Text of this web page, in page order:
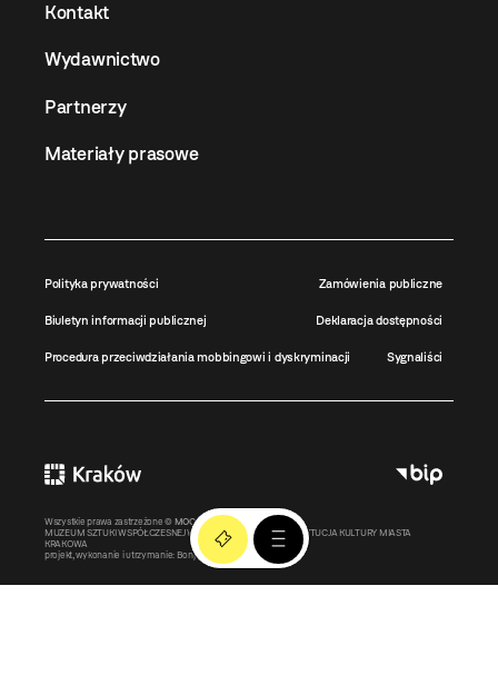
Kontakt
Wydawnictwo
Partnerzy
Materiały prasowe
Polityka prywatności Zamówienia publiczne
Biuletyn informacji publicznej Deklaracja dostępności
Procedura przeciwdziałania mobbingowi i dyskryminacji Sygnaliści
Wszystkie prawa zastrzeżone © MOCAK2011-2026
MUZEUM SZTUKI WSPÓŁCZESNEJ W KRAKOWIE MOCAK – INSTYTUCJA KULTURY MIASTA
KRAKOWA
projekt, wykonanie i utrzymanie: Bonjour.pl